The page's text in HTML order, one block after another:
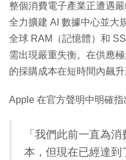
整個消費電子產業正遭遇
全力擴建 AI 數據中心並大
全球 RAM（記憶體）和
需出現嚴重失衡。在供應
的採購成本在短時間內飆升
Apple 在官方聲明中明確指
「我們此前一直為
本，但現在已經達到